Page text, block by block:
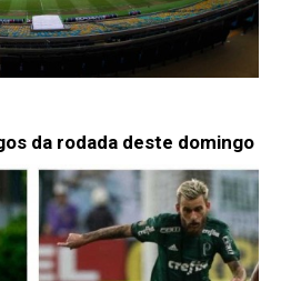
da rodada deste domingo